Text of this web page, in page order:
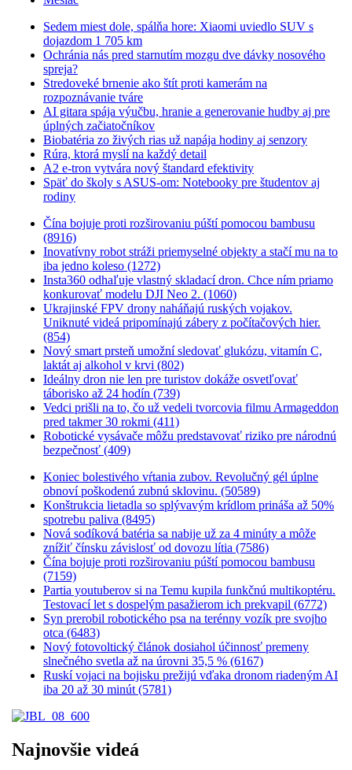
Sedem miest dole, spálňa hore: Xiaomi uviedlo SUV s
dojazdom 1 705 km
Ochránia nás pred starnutím mozgu dve dávky nosového
spreja?
Stredoveké brnenie ako štít proti kamerám na
rozpoznávanie tváre
AI gitara spája výučbu, hranie a generovanie hudby aj pre
úplných začiatočníkov
Biobatéria zo živých rias už napája hodiny aj senzory
Rúra, ktorá myslí na každý detail
A2 e-tron vytvára nový štandard efektivity
Späť do školy s ASUS-om: Notebooky pre študentov aj
rodiny
Čína bojuje proti rozširovaniu púští pomocou bambusu
(8916)
Inovatívny robot stráži priemyselné objekty a stačí mu na to
iba jedno koleso (1272)
Insta360 odhaľuje vlastný skladací dron. Chce ním priamo
konkurovať modelu DJI Neo 2. (1060)
Ukrajinské FPV drony naháňajú ruských vojakov.
Uniknuté videá pripomínajú zábery z počítačových hier.
(854)
Nový smart prsteň umožní sledovať glukózu, vitamín C,
laktát aj alkohol v krvi (802)
Ideálny dron nie len pre turistov dokáže osvetľovať
táborisko až 24 hodín (739)
Vedci prišli na to, čo už vedeli tvorcovia filmu Armageddon
pred takmer 30 rokmi (411)
Robotické vysávače môžu predstavovať riziko pre národnú
bezpečnosť (409)
Koniec bolestivého vŕtania zubov. Revolučný gél úplne
obnoví poškodenú zubnú sklovinu. (50589)
Konštrukcia lietadla so splývavým krídlom prináša až 50%
spotrebu paliva (8495)
Nová sodíková batéria sa nabije už za 4 minúty a môže
znížiť čínsku závislosť od dovozu lítia (7586)
Čína bojuje proti rozširovaniu púští pomocou bambusu
(7159)
Partia youtuberov si na Temu kupila funkčnú multikoptéru.
Testovací let s dospelým pasažierom ich prekvapil (6772)
Syn prerobil robotického psa na terénny vozík pre svojho
otca (6483)
Nový fotovoltický článok dosiahol účinnosť premeny
slnečného svetla až na úrovni 35,5 % (6167)
Ruskí vojaci na bojisku prežijú vďaka dronom riadeným AI
iba 20 až 30 minút (5781)
Najnovšie videá